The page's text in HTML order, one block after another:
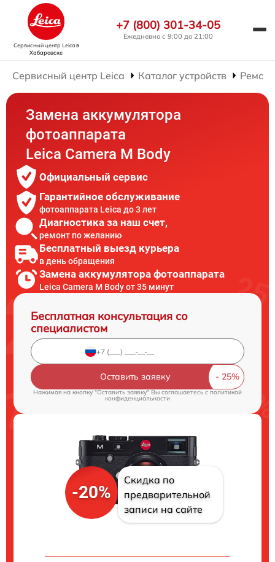
Сервисный центр Leicaв
Хабаровске
+7 (800) 301-34-05
Ежедневно с 9:00 до 21:00
Сервисный центр Leica Каталог устройств
Замена аккумулятора
фотоаппарата
Leica Camera M Body
Официальный сервис
Гарантийное обслуживание
фотоаппарата Leica до 3 лет
Диагностика за наш счет,
ремонт по желанию
Бесплатный выезд курьера
в день обращения
Замена аккумулятора фотоаппарата
Leica Camera M Body от 35 минут
Бесплатная консультация со
специалистом
Оставить заявку
Нажимая на кнопку "Оставить заявку" Вы соглашаетесь cполитикой
конфиденциальности
-20%
Скидка по
предварительной
записи на сайте